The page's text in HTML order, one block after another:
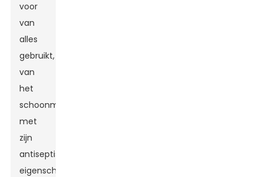
voor
van
alles
gebruikt,
van
het
schoonmaken
met
zijn
antiseptische
eigenschappen